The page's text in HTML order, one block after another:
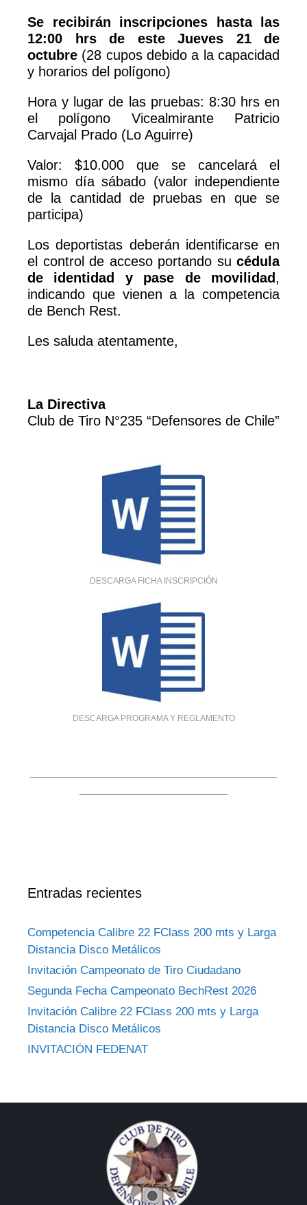
Se recibirán inscripciones hasta las
12:00 hrs de este Jueves 21 de
octubre (28 cupos debido a la capacidad
y horarios del polígono)
Hora y lugar de las pruebas: 8:30 hrs en
el polígono Vicealmirante Patricio
Carvajal Prado (Lo Aguirre)
Valor: $10.000 que se cancelará el
mismo día sábado (valor independiente
de la cantidad de pruebas en que se
participa)
Los deportistas deberán identificarse en
el control de acceso portando su cédula
de identidad y pase de movilidad,
indicando que vienen a la competencia
de Bench Rest.
Les saluda atentamente,
La Directiva
Club de Tiro N°235 “Defensores de Chile”
DESCARGA FICHA INSCRIPCIÓN
DESCARGA PROGRAMA Y REGLAMENTO
Entradas recientes
Competencia Calibre 22 FClass 200 mts y Larga
Distancia Disco Metálicos
Invitación Campeonato de Tiro Ciudadano
Segunda Fecha Campeonato BechRest 2026
Invitación Calibre 22 FClass 200 mts y Larga
Distancia Disco Metálicos
INVITACIÓN FEDENAT